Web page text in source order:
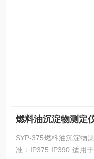
燃料油沉淀物测定
SYP-375燃料油沉淀物
准：IP375 IP390 适用